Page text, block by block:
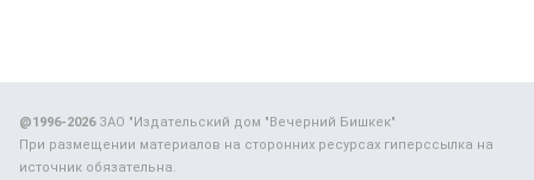
@1996-2026ЗАО "Издательский дом "Вечерний Бишкек"
При размещении материалов на сторонних ресурсах гиперссылка на
источник обязательна.